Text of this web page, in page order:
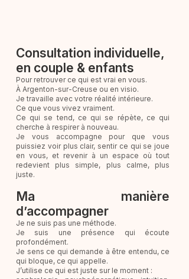
Consultation individuelle,
en couple & enfants
Pour retrouver ce qui est vrai en vous.
À Argenton-sur-Creuse ou en visio.
Je travaille avec votre réalité intérieure.
Ce que vous vivez vraiment.
Ce qui se tend, ce qui se répète, ce qui
cherche à respirer à nouveau.
Je vous accompagne pour que vous
puissiez voir plus clair, sentir ce qui se joue
en vous, et revenir à un espace où tout
redevient plus simple, plus calme, plus
juste.
Ma manière
d’accompagner
Je ne suis pas une méthode.
Je suis une présence qui écoute
profondément.
Je sens ce qui demande à être entendu, ce
qui bloque, ce qui appelle.
J’utilise ce qui est juste sur le moment :